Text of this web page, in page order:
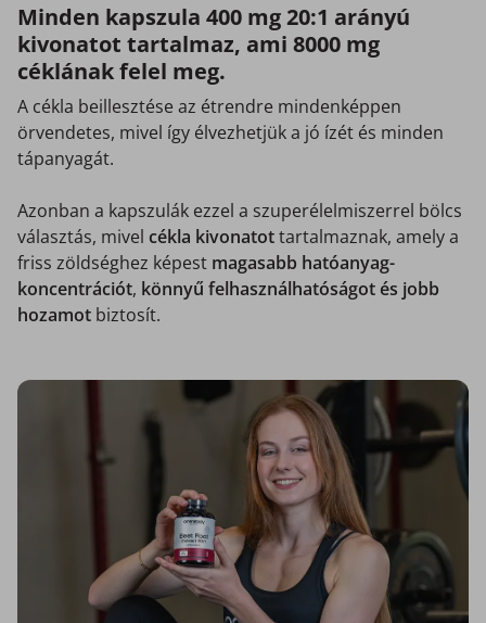
Minden kapszula 400 mg 20:1 arányú
kivonatot tartalmaz, ami 8000 mg
céklának felel meg.
A cékla beillesztése az étrendre mindenképpen
örvendetes, mivel így élvezhetjük a jó ízét és minden
tápanyagát.
Azonban a kapszulák ezzel a szuperélelmiszerrel bölcs
választás, mivel cékla kivonatottartalmaznak, amely a
friss zöldséghez képest magasabb hatóanyag-
koncentrációt, könnyű felhasználhatóságot és jobb
hozamot biztosít.